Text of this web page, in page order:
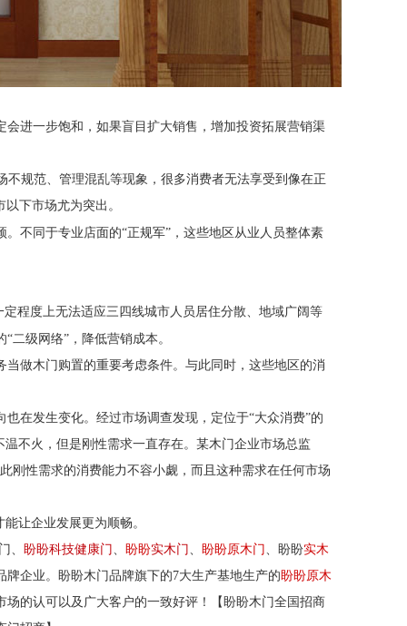
进一步饱和，如果盲目扩大销售，增加投资拓展营销渠
规范、管理混乱等现象，很多消费者无法享受到像在正
下市场尤为突出。
。不同于专业店面的“正规军”，这些地区从业人员整体素
程度上无法适应三四线城市人员居住分散、地域广阔等
二级网络”，降低营销成本。
做木门购置的重要考虑条件。与此同时，这些地区的消
在发生变化。经过市场调查发现，定位于“大众消费”的
不火，但是刚性需求一直存在。某木门企业市场总监
刚性需求的消费能力不容小觑，而且这种需求在任何市场
让企业发展更为顺畅。
、 盼盼科技健康门 、 盼盼实木门 、 盼盼原木门 、盼盼实木
企业。盼盼木门品牌旗下的7大生产基地生产的盼盼原木
的认可以及广大客户的一致好评！【盼盼木门全国招商